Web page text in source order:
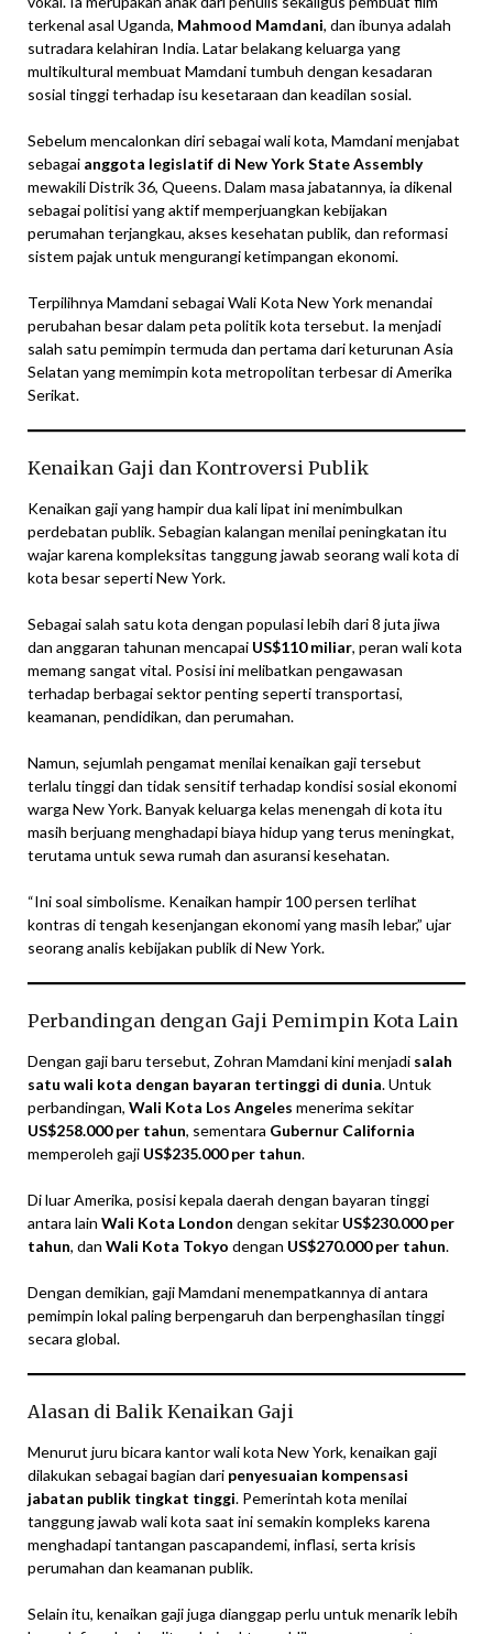
terkenal asal Uganda, Mahmood Mamdani, dan ibunya adalah
sutradara kelahiran India. Latar belakang keluarga yang
multikultural membuat Mamdani tumbuh dengan kesadaran
sosial tinggi terhadap isu kesetaraan dan keadilan sosial.
Sebelum mencalonkan diri sebagai wali kota, Mamdani menjabat
sebagai anggota legislatif di New York State Assembly
mewakili Distrik 36, Queens. Dalam masa jabatannya, ia dikenal
sebagai politisi yang aktif memperjuangkan kebijakan
perumahan terjangkau, akses kesehatan publik, dan reformasi
sistem pajak untuk mengurangi ketimpangan ekonomi.
Terpilihnya Mamdani sebagai Wali Kota New York menandai
perubahan besar dalam peta politik kota tersebut. Ia menjadi
salah satu pemimpin termuda dan pertama dari keturunan Asia
Selatan yang memimpin kota metropolitan terbesar di Amerika
Serikat.
Kenaikan Gaji dan Kontroversi Publik
Kenaikan gaji yang hampir dua kali lipat ini menimbulkan
perdebatan publik. Sebagian kalangan menilai peningkatan itu
wajar karena kompleksitas tanggung jawab seorang wali kota di
kota besar seperti New York.
Sebagai salah satu kota dengan populasi lebih dari 8 juta jiwa
dan anggaran tahunan mencapai US$110 miliar, peran wali kota
memang sangat vital. Posisi ini melibatkan pengawasan
terhadap berbagai sektor penting seperti transportasi,
keamanan, pendidikan, dan perumahan.
Namun, sejumlah pengamat menilai kenaikan gaji tersebut
terlalu tinggi dan tidak sensitif terhadap kondisi sosial ekonomi
warga New York. Banyak keluarga kelas menengah di kota itu
masih berjuang menghadapi biaya hidup yang terus meningkat,
terutama untuk sewa rumah dan asuransi kesehatan.
“Ini soal simbolisme. Kenaikan hampir 100 persen terlihat
kontras di tengah kesenjangan ekonomi yang masih lebar,” ujar
seorang analis kebijakan publik di New York.
Perbandingan dengan Gaji Pemimpin Kota Lain
Dengan gaji baru tersebut, Zohran Mamdani kini menjadi salah
satu wali kota dengan bayaran tertinggi di dunia. Untuk
perbandingan, Wali Kota Los Angeles menerima sekitar
US$258.000 per tahun, sementara Gubernur California
memperoleh gaji US$235.000 per tahun.
Di luar Amerika, posisi kepala daerah dengan bayaran tinggi
antara lain Wali Kota London dengan sekitar US$230.000 per
tahun, dan Wali Kota Tokyo dengan US$270.000 per tahun.
Dengan demikian, gaji Mamdani menempatkannya di antara
pemimpin lokal paling berpengaruh dan berpenghasilan tinggi
secara global.
Alasan di Balik Kenaikan Gaji
Menurut juru bicara kantor wali kota New York, kenaikan gaji
dilakukan sebagai bagian dari penyesuaian kompensasi
jabatan publik tingkat tinggi. Pemerintah kota menilai
tanggung jawab wali kota saat ini semakin kompleks karena
menghadapi tantangan pascapandemi, inflasi, serta krisis
perumahan dan keamanan publik.
Selain itu, kenaikan gaji juga dianggap perlu untuk menarik lebih